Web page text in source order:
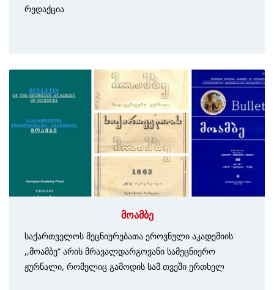
რედაქცია
მოამბე
საქართველოს მეცნიერებათა ეროვნული აკადემიის
,,მოამბე“ არის მრავალდარგოვანი სამეცნიერო
ჟურნალი, რომელიც გამოდის სამ თვეში ერთხელ